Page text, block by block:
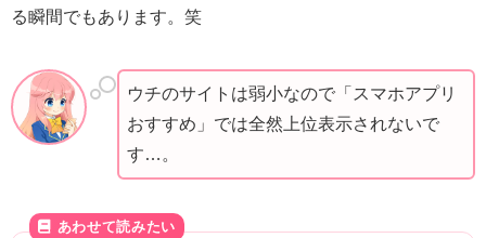
る瞬間でもあります。笑
ウチのサイトは弱小なので「スマホアプリ
おすすめ」では全然上位表示されないで
す…。